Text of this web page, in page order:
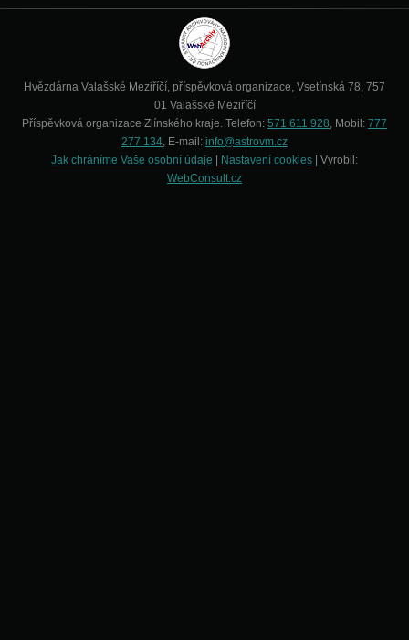
Hvězdárna Valašské Meziříčí, příspěvková organizace, Vsetínská 78, 757
01 Valašské Meziříčí
Příspěvková organizace Zlínského kraje. Telefon: 571 611 928, Mobil: 777
277 134, E-mail: info@astrovm.cz
Jak chráníme Vaše osobní údaje
Nastavení cookies | Vyrobil:
WebConsult.cz